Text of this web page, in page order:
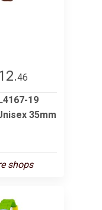
46
19
35mm
shops